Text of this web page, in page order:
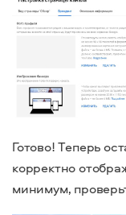
Готово! Теперь
корректно
минимум,